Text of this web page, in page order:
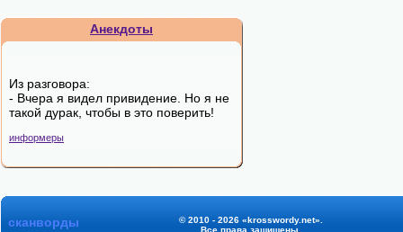
Анекдоты
Из разговора:
- Вчера я видел привидение. Но я не
такой дурак, чтобы в это поверить!
информеры
сканворды
© 2010 - 2026 «krosswordy.net».
Все права защищены.